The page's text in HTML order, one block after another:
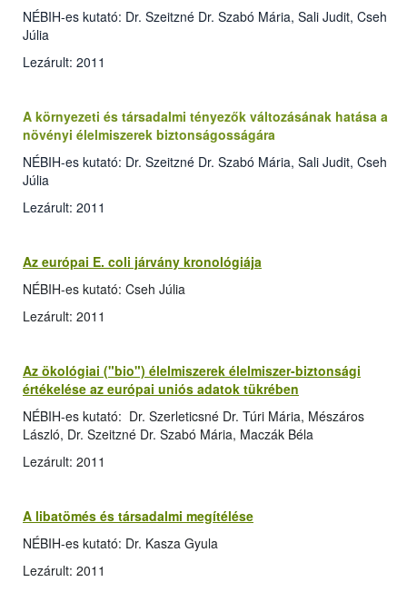
NÉBIH-es kutató: Dr. Szeitzné Dr. Szabó Mária, Sali Judit, Cseh
Júlia
Lezárult: 2011
A környezeti és társadalmi tényezők változásának hatása a
növényi élelmiszerek biztonságosságára
NÉBIH-es kutató: Dr. Szeitzné Dr. Szabó Mária, Sali Judit, Cseh
Júlia
Lezárult: 2011
Az európai E. coli járvány kronológiája
NÉBIH-es kutató: Cseh Júlia
Lezárult: 2011
Az ökológiai ("bio") élelmiszerek élelmiszer-biztonsági
értékelése az európai uniós adatok tükrében
NÉBIH-es kutató: Dr. Szerleticsné Dr. Túri Mária, Mészáros
László, Dr. Szeitzné Dr. Szabó Mária, Maczák Béla
Lezárult: 2011
A libatömés és társadalmi megítélése
NÉBIH-es kutató: Dr. Kasza Gyula
Lezárult: 2011